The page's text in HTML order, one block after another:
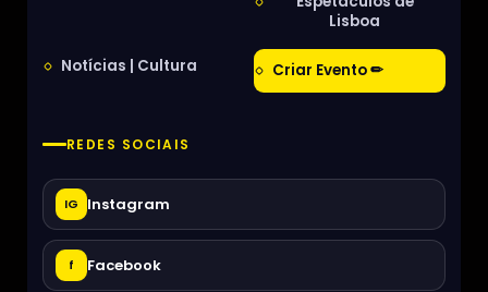
Lisboa
Notícias | Cultura Criar Evento ✏
REDES SOCIAIS
IG Instagram
f Facebook